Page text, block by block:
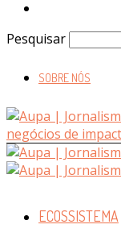
Pesquisar
SOBRE NÓS
ECOSSISTEMA